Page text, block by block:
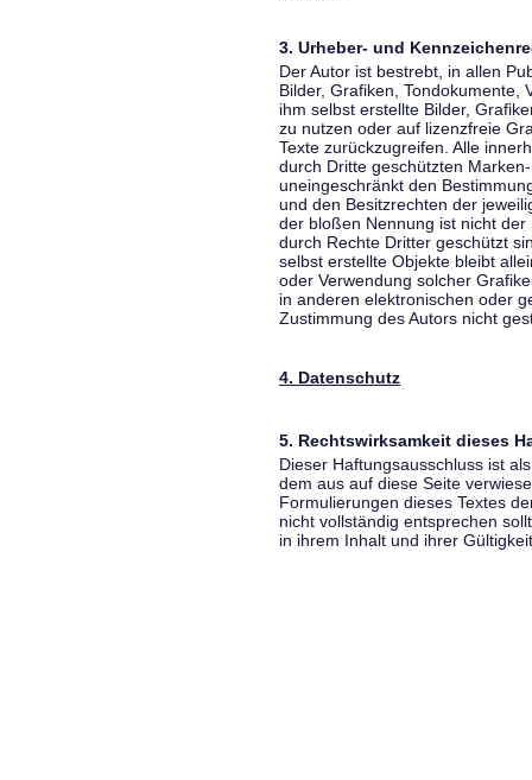
3. Urheber- und
Der Autor ist bestrebt, in allen
Bilder, Grafiken, Tondokumente,
ihm selbst erstellte Bilder,
zu nutzen oder auf lizenzfreie
Texte zurückzugreifen. Alle
durch Dritte geschützten
uneingeschränkt den
und den Besitzrechten der
der bloßen Nennung ist nicht
durch Rechte Dritter geschützt
selbst erstellte Objekte bleibt
oder Verwendung solcher
in anderen elektronischen oder
Zustimmung des Autors nicht
4. Datenschutz
5. Rechtswirksamkeit dieses
Dieser Haftungsausschluss ist
dem aus auf diese Seite
Formulierungen dieses Textes
nicht vollständig entsprechen
in ihrem Inhalt und ihrer